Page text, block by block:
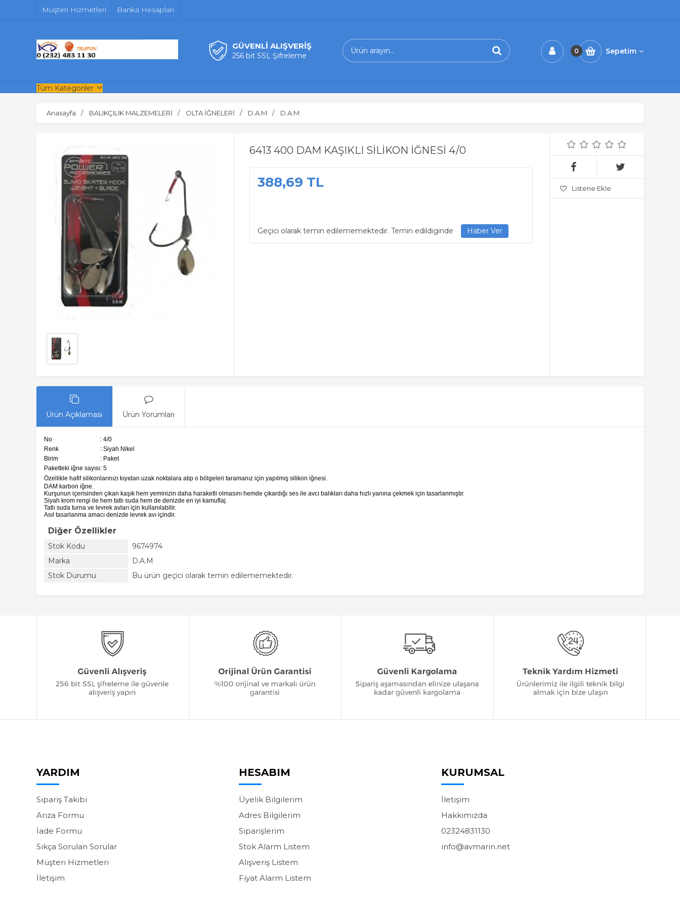
Müşteri Hizmetleri Banka Hesapları
GÜVENLİ ALIŞVERİŞ
256 bit SSL Şifreleme
0 Sepetim
Tüm Kategoriler
Anasayfa BALIKÇILIK MALZEMELERİ OLTA İĞNELERİ D.A.M D.A.M
6413 400 DAM KAŞIKLI SİLİKON İĞNESİ 4/0
388,69 TL
Geçici olarak temin edilememektedir. Temin edildiginde
Listene Ekle
Ürün Açıklaması Ürün Yorumları
No
: 4/0
Renk
: Siyah Nikel
Birim
: Paket
Paketteki iğne sayısı: 5
Özellikle hafif silikonlarınızı kıyıdan uzak noktalara atıp o bölgeleri taramanız için yapılmış silikon iğnesi.
DAM karbon iğne.
Kurşunun içerisinden çıkan kaşık hem yeminizin daha haraketli olmasını hemde çıkardığı ses ile avcı balıkları daha hızlı yanına çekmek için tasarlanmıştır.
Siyah krom rengi ile hem tatlı suda hem de denizde en iyi kamuflaj.
Tatlı suda turna ve levrek avları için kullanılabilir.
Asıl tasarlanma amacı denizde levrek avı içindir.
Diğer Özellikler
Stok Kodu
9674974
Marka
D.A.M
Stok Durumu
Bu ürün geçici olarak temin edilememektedir.
YARDIM
Sipariş Takibi
Arıza Formu
İade Formu
Sıkça Sorulan Sorular
Müşteri Hizmetleri
İletişim
HESABIM
Üyelik Bilgilerim
Adres Bilgilerim
Siparişlerim
Stok Alarm Listem
Alışveriş Listem
Fiyat Alarm Listem
KURUMSAL
İletişim
Hakkımızda
02324831130
info@avmarin.net